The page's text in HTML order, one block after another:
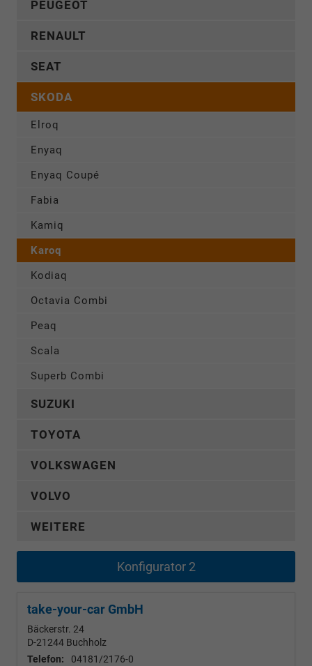
PEUGEOT
RENAULT
SEAT
SKODA
Elroq
Enyaq
Enyaq Coupé
Fabia
Kamiq
Karoq
Kodiaq
Octavia Combi
Peaq
Scala
Superb Combi
SUZUKI
TOYOTA
VOLKSWAGEN
VOLVO
WEITERE
Konfigurator 2
take-your-car GmbH
Bäckerstr. 24
D-21244 Buchholz
Telefon:
04181/2176-0